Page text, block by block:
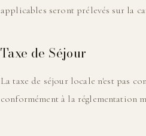
applicables seront prélevés sur la
Taxe de Séjour
La taxe de séjour locale n'est pas
conformément à la réglementation